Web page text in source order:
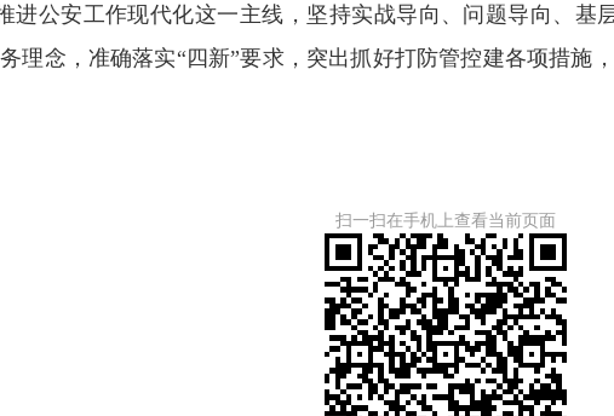
进公安工作现代化这一主线，坚持实战导向、问题导向、基
理念，准确落实“四新”要求，突出抓好打防管控建各项措施
扫一扫在手机上查看当前页面